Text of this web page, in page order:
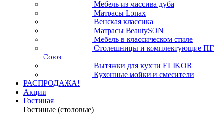
Мебель из массива дуба
Матрасы Lonax
Венская классика
Матрасы BeautySON
Мебель в классическом стиле
Столешницы и комплектующие ПГ
Союз
Вытяжки для кухни ELIKOR
Кухонные мойки и смесители
РАСПРОДАЖА!
Акции
Гостиная
Гостиные (столовые)